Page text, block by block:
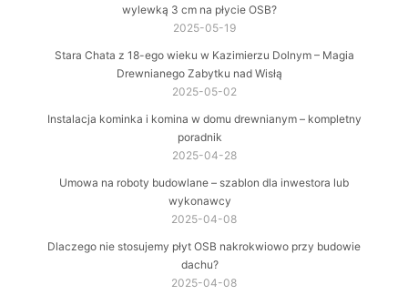
wylewką 3 cm na płycie OSB?
2025-05-19
Stara Chata z 18-ego wieku w Kazimierzu Dolnym – Magia
Drewnianego Zabytku nad Wisłą
2025-05-02
Instalacja kominka i komina w domu drewnianym – kompletny
poradnik
2025-04-28
Umowa na roboty budowlane – szablon dla inwestora lub
wykonawcy
2025-04-08
Dlaczego nie stosujemy płyt OSB nakrokwiowo przy budowie
dachu?
2025-04-08